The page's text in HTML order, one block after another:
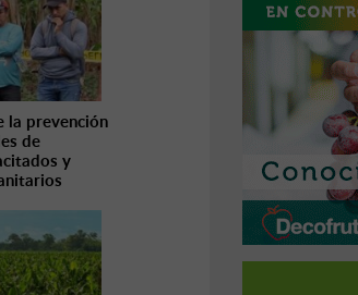
la prevención
de
y